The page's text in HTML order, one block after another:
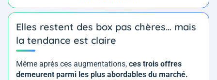
Elles restent des box pas chères… mais
la tendance est claire
Même après ces augmentations, ces trois offres
demeurent parmi les plus abordables du marché.